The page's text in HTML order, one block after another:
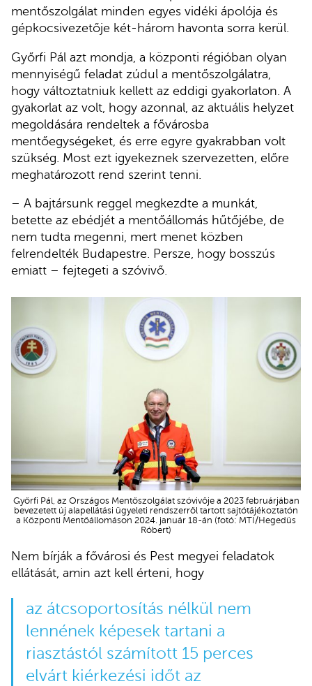
mentőszolgálat minden egyes vidéki ápolója és
gépkocsivezetője két-három havonta sorra kerül.
Győrfi Pál azt mondja, a központi régióban olyan
mennyiségű feladat zúdul a mentőszolgálatra,
hogy változtatniuk kellett az eddigi gyakorlaton. A
gyakorlat az volt, hogy azonnal, az aktuális helyzet
megoldására rendeltek a fővárosba
mentőegységeket, és erre egyre gyakrabban volt
szükség. Most ezt igyekeznek szervezetten, előre
meghatározott rend szerint tenni.
– A bajtársunk reggel megkezdte a munkát,
betette az ebédjét a mentőállomás hűtőjébe, de
nem tudta megenni, mert menet közben
felrendelték Budapestre. Persze, hogy bosszús
emiatt – fejtegeti a szóvivő.
Győrfi Pál, az Országos Mentőszolgálat szóvivője a 2023 februárjában
bevezetett új alapellátási ügyeleti rendszerről tartott sajtótájékoztatón
a Központi Mentőállomáson 2024. január 18-án (fotó: MTI/Hegedüs
Róbert)
Nem bírják a fővárosi és Pest megyei feladatok
ellátását, amin azt kell érteni, hogy
az átcsoportosítás nélkül nem
lennének képesek tartani a
riasztástól számított 15 perces
elvárt kiérkezési időt az